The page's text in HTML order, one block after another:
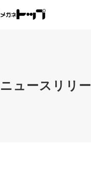
ニュースリリ